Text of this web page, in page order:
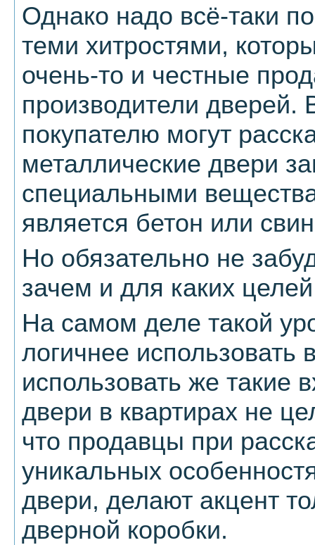
Однако надо всё-таки
теми хитростями,
очень-то и честные
производители дверей.
покупателю могут
металлические двери
специальными
является бетон или
Но обязательно не
зачем и для каких
На самом деле такой
логичнее использовать
использовать же такие
двери в квартирах не
что продавцы при
уникальных
двери, делают акцент
дверной коробки.